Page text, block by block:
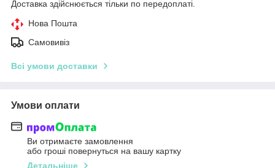
Доставка здійснюється тільки по передоплаті.
Нова Пошта
Самовивіз
Всі умови доставки
Умови оплати
Ви отримаєте замовлення
або гроші повернуться на вашу картку
Детальніше